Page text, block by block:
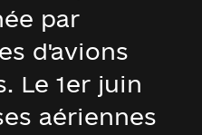
par
d'avions
Le 1er juin
aériennes